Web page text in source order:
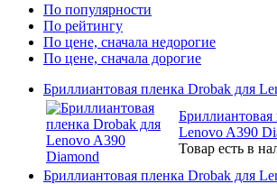
По популярности
По рейтингу
По цене, сначала недорогие
По цене, сначала дорогие
Бриллиантовая пленка Drobak для
Lenovo A390
Товар есть в
Бриллиантовая пленка Drobak для